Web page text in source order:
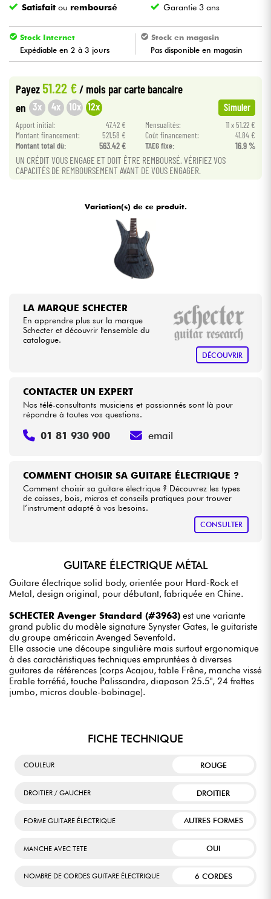
Violons & Quatuor
Eveil Musical
Câbles & Access.
HiFi
Packs
Voir nos marques
Satisfait ou remboursé Garantie 3 ans
Stock Internet
Expédiable en 2 à 3 jours
Stock en magasin
Pas disponible en magasin
Payez51.22 €/ mois par carte bancaire
en 3x 4x 10x 12x Simuler
Apport initial: 47.42 € Mensualités:
11 x 51.22 €
Montant financement:
521.58 € Coût financement:
41.84 €
Montant total dù:
563.42 € TAEG fixe: 16.9 %
UN CRÉDIT VOUS ENGAGE ET DOIT ÊTRE REMBOURSÉ. VÉRIFIEZ VOS
CAPACITÉS DE REMBOURSEMENT AVANT DE VOUS ENGAGER.
Variation(s) de ce produit.
LA MARQUE SCHECTER
En apprendre plus sur la marque
Schecter et découvrir l'ensemble du
catalogue.
DÉCOUVRIR
COMMENT CHOISIR SA GUITARE ÉLECTRIQUE ?
Comment choisir sa guitare électrique ? Découvrez les types
de caisses, bois, micros et conseils pratiques pour trouver
l’instrument adapté à vos besoins.
CONSULTER
CONTACTER UN EXPERT
Nos télé-consultants musiciens et passionnés sont là pour
répondre à toutes vos questions.
01 81 930 900 email
GUITARE ÉLECTRIQUE MÉTAL
Guitare électrique solid body, orientée pour Hard-Rock et
Metal, design original, pour débutant, fabriquée en Chine.
SCHECTER Avenger Standard (#3963) est une variante
grand public du modèle signature Synyster Gates, le guitariste
du groupe américain Avenged Sevenfold.
Elle associe une découpe singulière mais surtout ergonomique
à des caractéristiques techniques empruntées à diverses
guitares de références (corps Acajou, table Frêne, manche vissé
Erable torréfié, touche Palissandre, diapason 25.5", 24 frettes
jumbo, micros double-bobinage).
FICHE TECHNIQUE
COULEUR ROUGE
DROITIER / GAUCHER DROITIER
FORME GUITARE ÉLECTRIQUE AUTRES FORMES
MANCHE AVEC TETE OUI
NOMBRE DE CORDES GUITARE ÉLECTRIQUE 6 CORDES